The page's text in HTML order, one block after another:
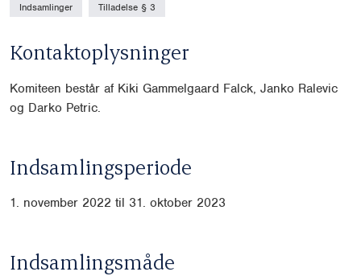
Indsamlinger Tilladelse § 3
Kontaktoplysninger
Komiteen består af Kiki Gammelgaard Falck, Janko Ralevic
og Darko Petric.
Indsamlingsperiode
1. november 2022 til 31. oktober 2023
Indsamlingsmåde